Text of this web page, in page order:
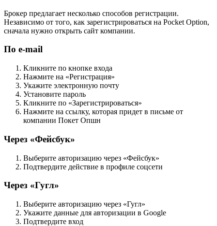
Брокер предлагает несколько способов регистрации.
Независимо от того, как зарегистрироваться на Pocket Option,
сначала нужно открыть сайт компании.
По e-mail
Кликните по кнопке входа
Нажмите на «Регистрация»
Укажите электронную почту
Установите пароль
Кликните по «Зарегистрироваться»
Нажмите на ссылку, которая придет в письме от
компании Покет Опшн
Через «Фейсбук»
Выберите авторизацию через «Фейсбук»
Подтвердите действие в профиле соцсети
Через «Гугл»
Выберите авторизацию через «Гугл»
Укажите данные для авторизации в Google
Подтвердите вход